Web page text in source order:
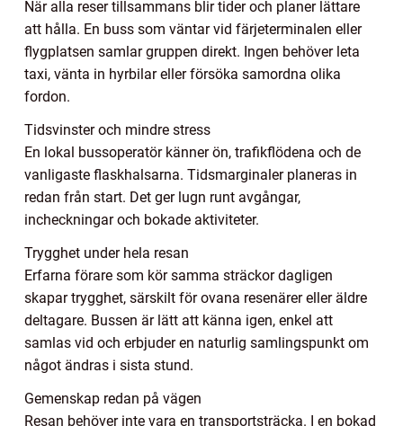
När alla reser tillsammans blir tider och planer lättare
att hålla. En buss som väntar vid färjeterminalen eller
flygplatsen samlar gruppen direkt. Ingen behöver leta
taxi, vänta in hyrbilar eller försöka samordna olika
fordon.
Tidsvinster och mindre stress
En lokal bussoperatör känner ön, trafikflödena och de
vanligaste flaskhalsarna. Tidsmarginaler planeras in
redan från start. Det ger lugn runt avgångar,
incheckningar och bokade aktiviteter.
Trygghet under hela resan
Erfarna förare som kör samma sträckor dagligen
skapar trygghet, särskilt för ovana resenärer eller äldre
deltagare. Bussen är lätt att känna igen, enkel att
samlas vid och erbjuder en naturlig samlingspunkt om
något ändras i sista stund.
Gemenskap redan på vägen
Resan behöver inte vara en transportsträcka. I en bokad